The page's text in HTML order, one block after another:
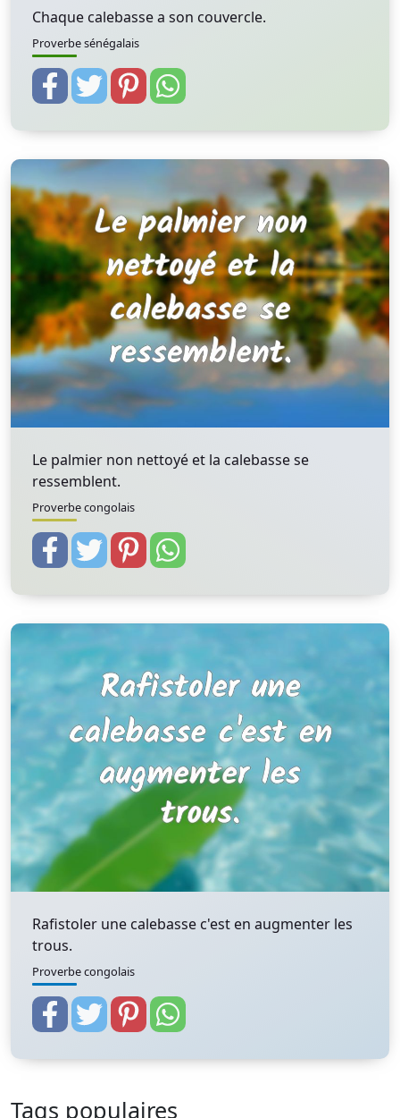
Chaque calebasse a son couvercle.
Proverbe sénégalais
Le palmier non nettoyé et la calebasse se
ressemblent.
Proverbe congolais
Rafistoler une calebasse c'est en augmenter les
trous.
Proverbe congolais
Tags populaires